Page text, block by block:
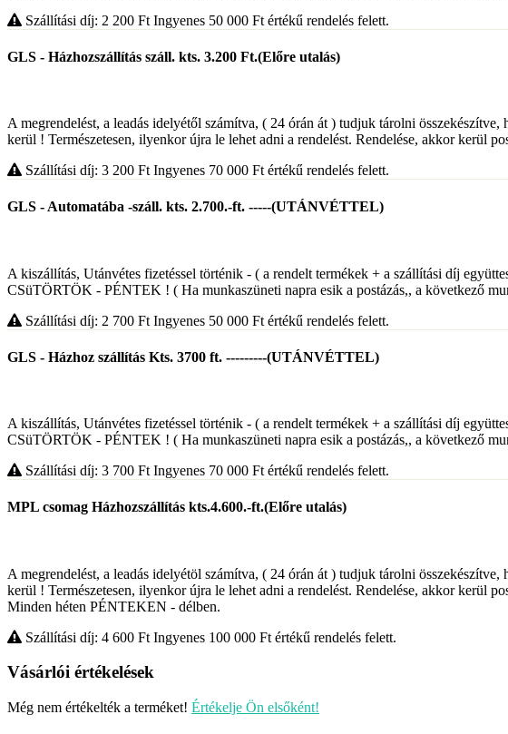
Szállítási díj: 2 200 Ft Ingyenes 50 000 Ft értékű rendelés felett.
GLS - Házhozszállítás száll. kts. 3.200 Ft.(Előre utalás)
A megrendelést, a leadás idelyétől számítva, ( 24 órán át ) tudjuk tárolni
kerül ! Természetesen, ilyenkor újra le lehet adni a rendelést. Rendelése, akkor kerül
Szállítási díj: 3 200 Ft Ingyenes 70 000 Ft értékű rendelés felett.
GLS - Automatába -száll. kts. 2.700.-ft. -----(UTÁNVÉTTEL)
A kiszállítás, Utánvétes fizetéssel történik - ( a rendelt termékek + a szállítási díj
CSüTÖRTÖK - PÉNTEK ! ( Ha munkaszüneti napra esik a postázás,, a következő
Szállítási díj: 2 700 Ft Ingyenes 50 000 Ft értékű rendelés felett.
GLS - Házhoz szállítás Kts. 3700 ft. ---------(UTÁNVÉTTEL)
A kiszállítás, Utánvétes fizetéssel történik - ( a rendelt termékek + a szállítási díj
CSüTÖRTÖK - PÉNTEK ! ( Ha munkaszüneti napra esik a postázás,, a következő
Szállítási díj: 3 700 Ft Ingyenes 70 000 Ft értékű rendelés felett.
MPL csomag Házhozszállítás kts.4.600.-ft.(Előre utalás)
A megrendelést, a leadás idelyétöl számítva, ( 24 órán át ) tudjuk tárolni
kerül ! Természetesen, ilyenkor újra le lehet adni a rendelést. Rendelése, akkor kerül
Minden héten PÉNTEKEN - délben.
Szállítási díj: 4 600 Ft Ingyenes 100 000 Ft értékű rendelés felett.
Vásárlói értékelések
Még nem értékelték a terméket! Értékelje Ön elsőként!